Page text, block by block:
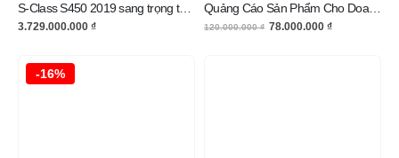
S-Class S450 2019 sang trọng thu hút mọi ánh nhìn
3.729.000.000 ₫
Quảng Cáo Sản Phẩm Cho Doanh Nghiệp
120.000.000₫ 78.000.000₫
-16%